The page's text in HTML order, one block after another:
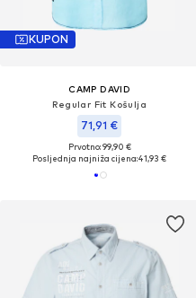
KUPON
CAMP DAVID
Regular Fit Košulja
71,91 €
Prvotno: 99,90 €
Posljednja najniža cijena:41,93 €